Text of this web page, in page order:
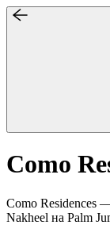
Como
Como Residences
Nakheel на Palm